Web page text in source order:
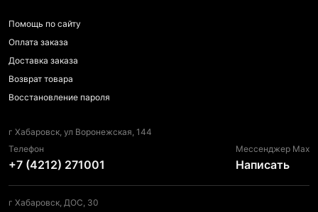
Помощь по сайту
Оплата заказа
Доставка заказа
Возврат товара
Восстановление пароля
г Хабаровск, ул Воронежская, 144
Телефон
+7 (4212) 271001
Мессенджер Max
Написать
г Хабаровск, ДОС, 30